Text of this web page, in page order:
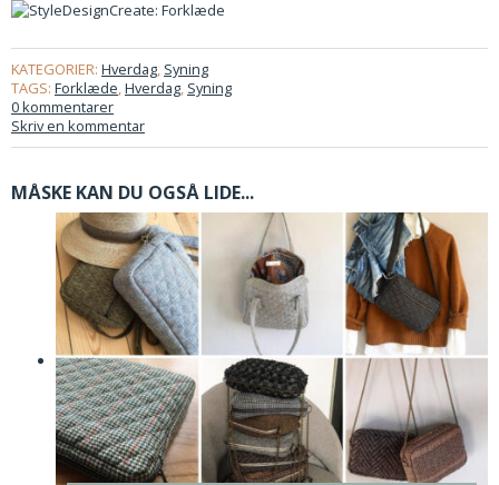
KATEGORIER: Hverdag, Syning
TAGS: Forklæde,Hverdag, Syning
0 kommentarer
Skriv en kommentar
MÅSKE KAN DU OGSÅ LIDE...